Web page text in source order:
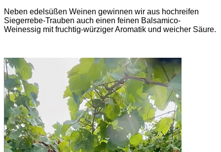
Neben edelsüßen Weinen gewinnen wir aus hochreifen
Siegerrebe-Trauben auch einen feinen Balsamico-
Weinessig mit fruchtig-würziger Aromatik und weicher Säure.